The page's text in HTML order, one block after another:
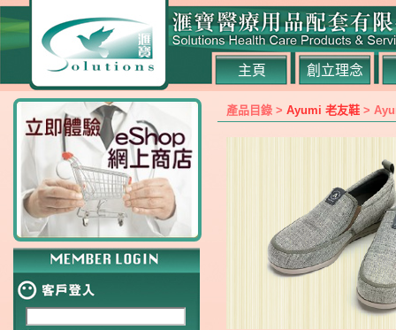
主頁 創立理念
產品目錄 > Ayumi 老友鞋 >